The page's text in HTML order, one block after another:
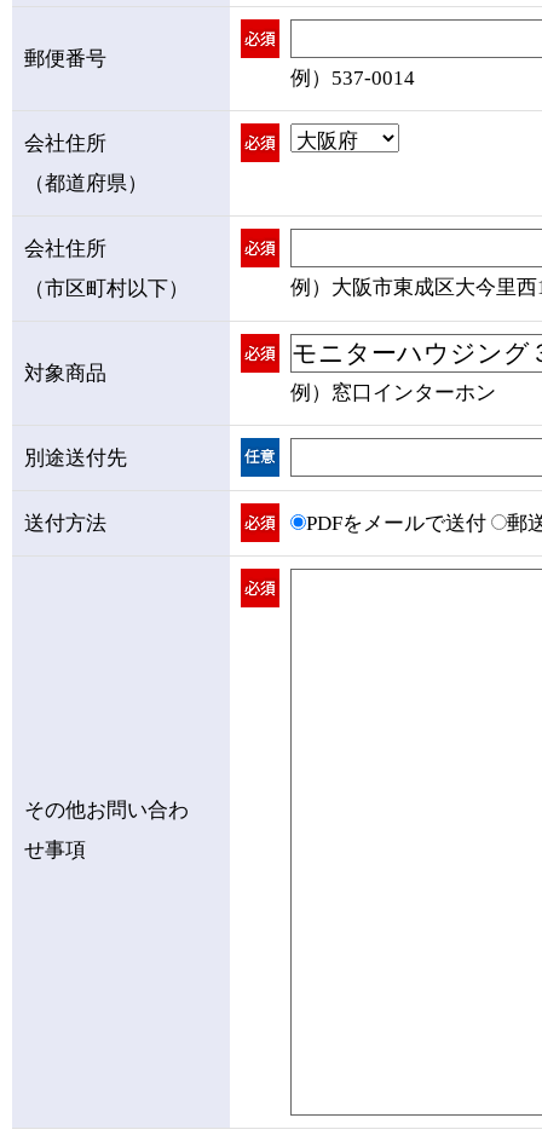
郵便番号
例）537-0014
会社住所
（都道府県）
会社住所
（市区町村以下）
例）大阪市東成区大今里西
対象商品
例）窓口インターホン
別途送付先
送付方法 PDFをメールで送付 郵
その他お問い合わ
せ事項